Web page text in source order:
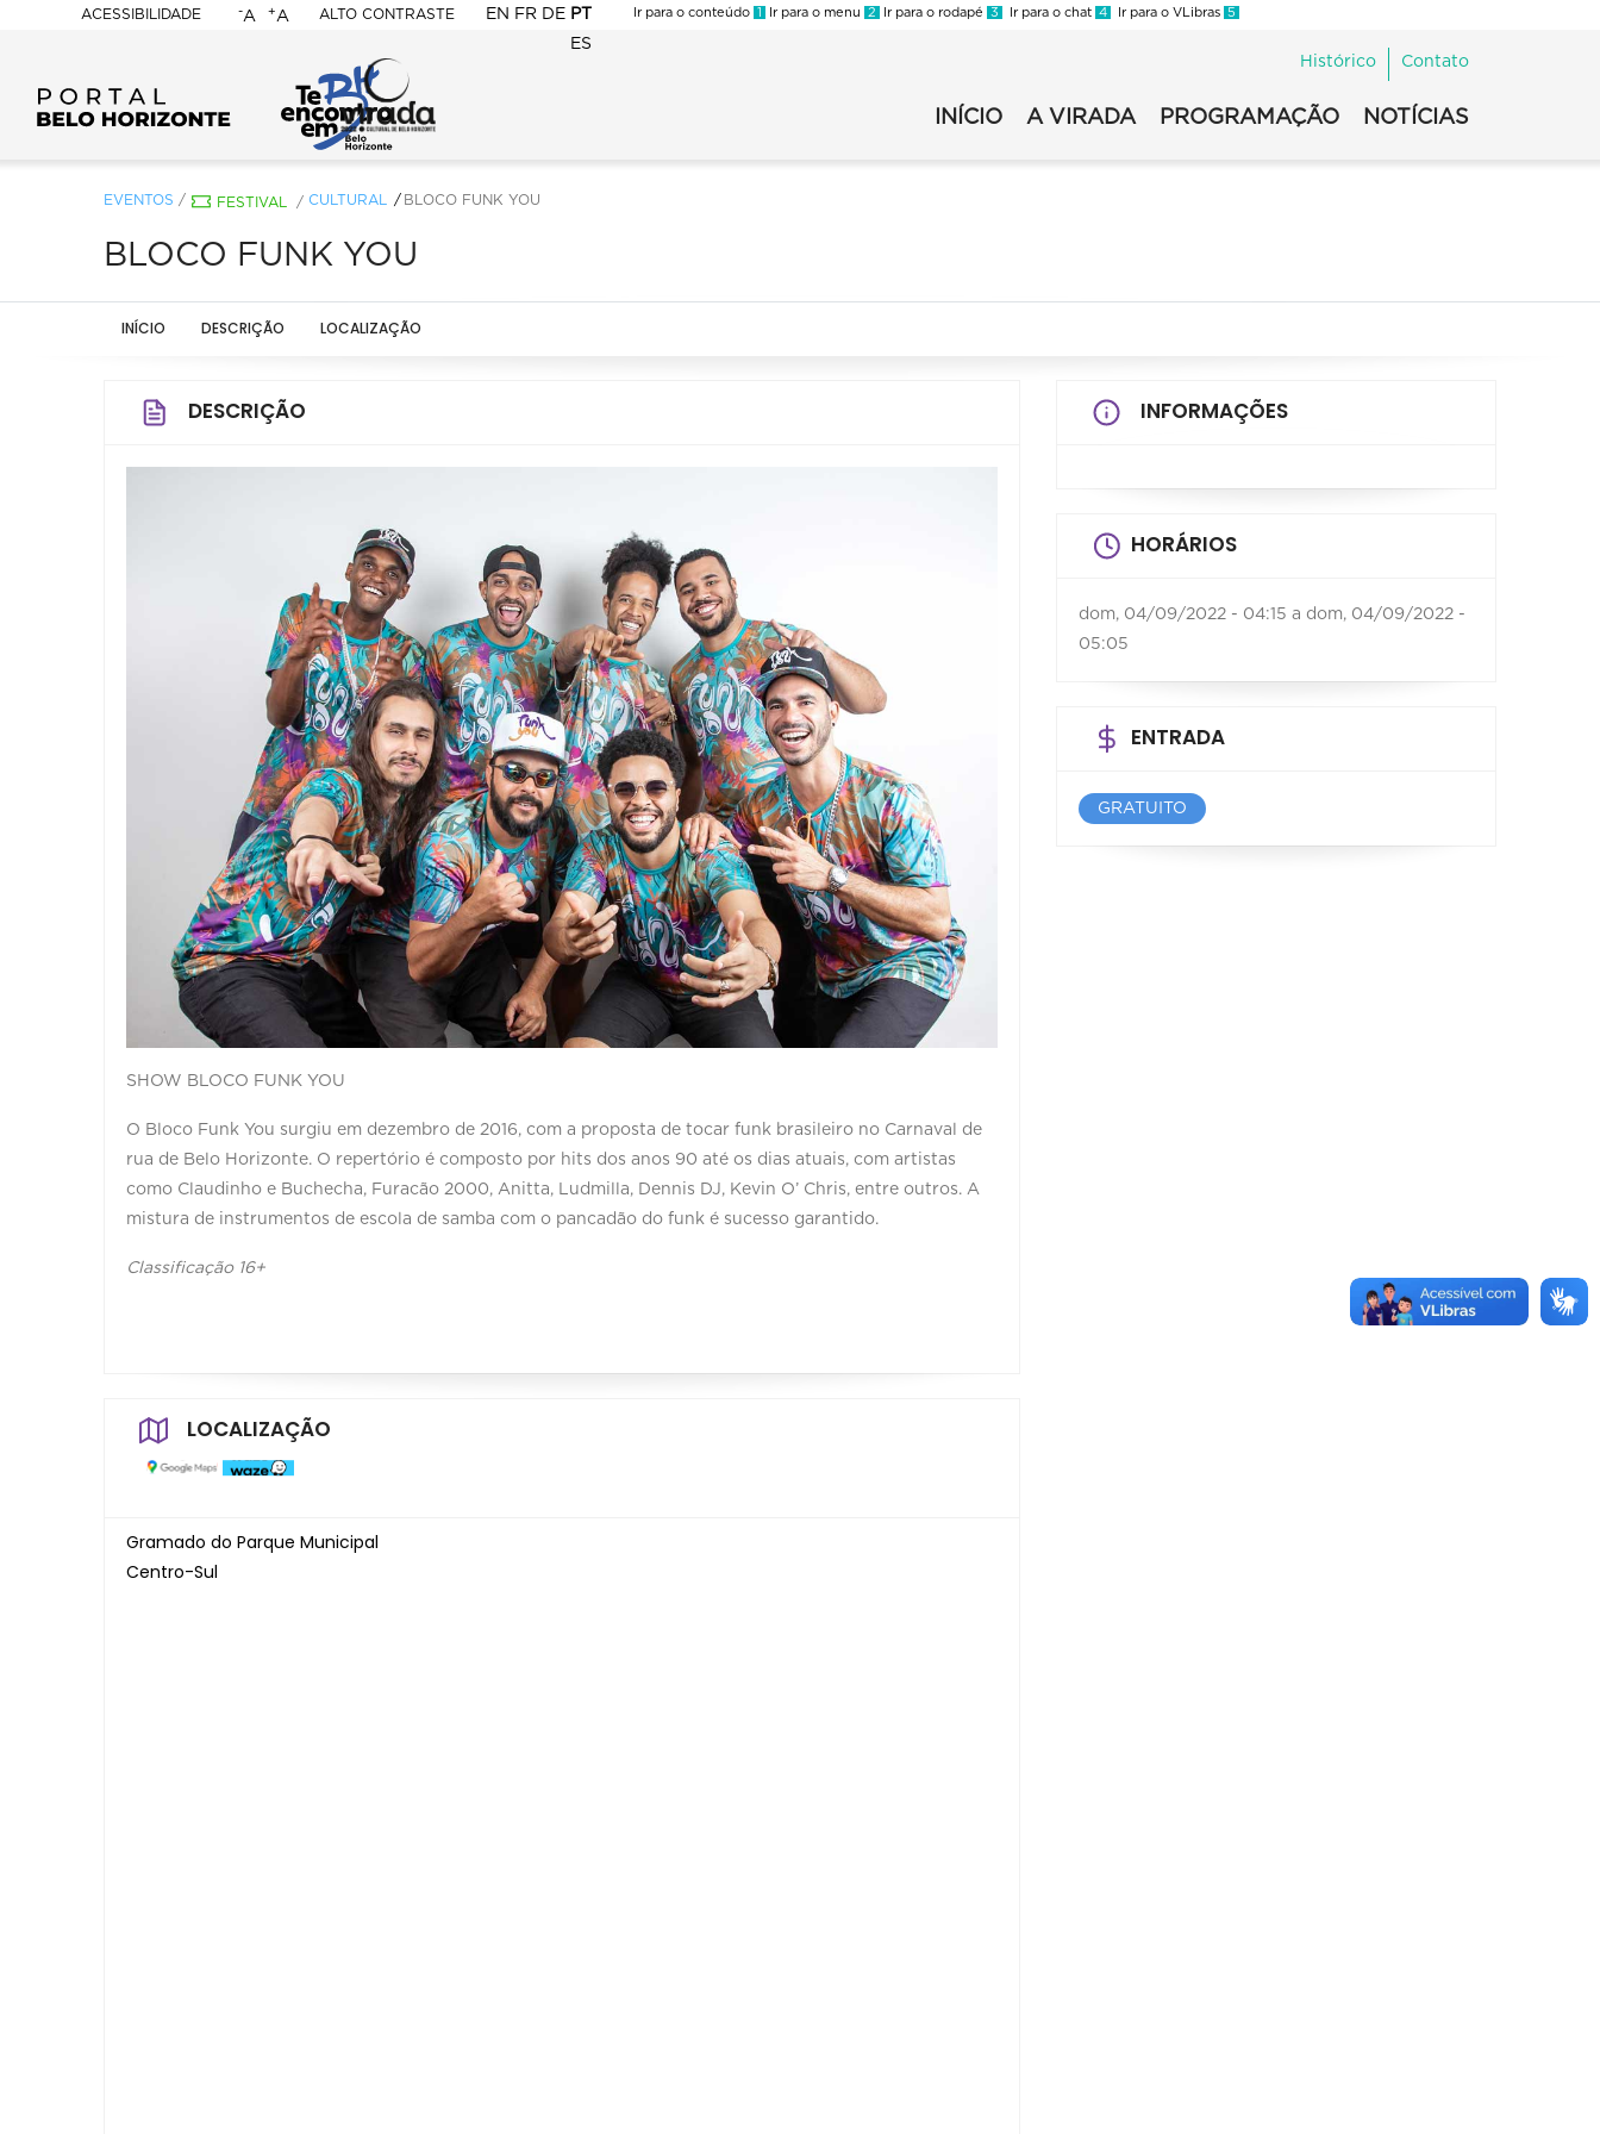
ACESSIBILIDADE
BELO
HORIZONTE
-A +A ALTO CONTRASTE EN FR DE PT
ES
Ir para o conteúdo 1 Ir para o menu 2 Ir para o rodapé 3 Ir para o chat 4 Ir para o VLibras 5
2022
Histórico Contato
-
INÍCIO A VIRADA PROGRAMAÇÃO NOTÍCIAS
EVENTOS / FESTIVAL / CULTURAL BLOCO FUNK YOU
BLOCO FUNK YOU
INÍCIO DESCRIÇÃO LOCALIZAÇÃO
DESCRIÇÃO
SHOW BLOCO FUNK YOU
O Bloco Funk You surgiu em dezembro de 2016, com a proposta de tocar funk brasileiro no Carnaval de
rua de Belo Horizonte. O repertório é composto por hits dos anos 90 até os dias atuais, com artistas
como Claudinho e Buchecha, Furacão 2000, Anitta, Ludmilla, Dennis DJ, Kevin O’ Chris, entre outros. A
mistura de instrumentos de escola de samba com o pancadão do funk é sucesso garantido.
Classificação 16+
LOCALIZAÇÃO
Gramado do Parque Municipal
Centro-Sul
INFORMAÇÕES
HORÁRIOS
dom, 04/09/2022 - 04:15 a dom, 04/09/2022 -
05:05
ENTRADA
GRATUITO